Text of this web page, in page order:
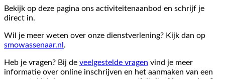
Bekijk op deze pagina ons activiteitenaanbod en schrijf je
direct in.
Wil je meer weten over onze dienstverlening? Kijk dan op
smowassenaar.nl .
Heb je vragen? Bij de veelgestelde vragen vind je meer
informatie over online inschrijven en het aanmaken van een